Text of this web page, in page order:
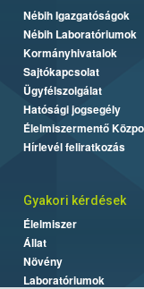
Nébih Igazgatóságok
Nébih Laboratóriumok
Kormányhivatalok
Sajtókapcsolat
Ügyfélszolgálat
Hatósági jogsegély
Élelmiszermentő
Hírlevél feliratkozás
Gyakori kérdések
Élelmiszer
Állat
Növény
Laboratóriumok